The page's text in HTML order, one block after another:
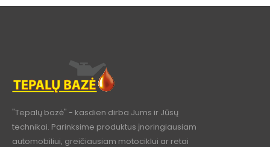
"Tepalų bazė" - kasdien dirba Jums ir Jūsų
technikai. Parinksime produktus įnoringiausiam
automobiliui, greičiausiam motociklui ar retai